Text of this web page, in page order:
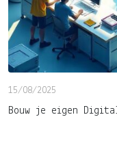
15/08/2025
Bouw je eigen